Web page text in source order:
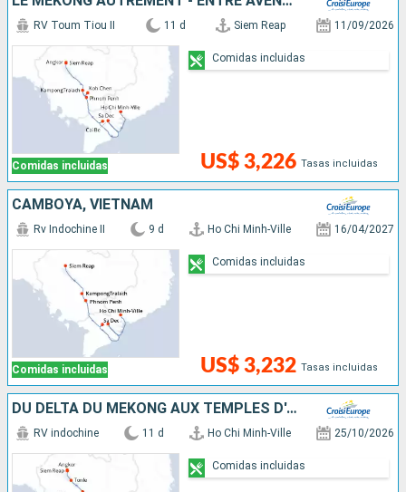
Comidas incluidas
RV Toum Tiou II 11 d Siem Reap 11/09/2026
US$ 3,226 Tasas incluidas
Comidas incluidas
CAMBOYA, VIETNAM
Comidas incluidas
Rv Indochine II 9 d Ho Chi Minh-Ville 16/04/2027
US$ 3,232 Tasas incluidas
Comidas incluidas
DU DELTA DU MÉKONG AUX TEMPLES D'ANGKOR (FORMULE PORT/PORT)
RV indochine 11 d Ho Chi Minh-Ville 25/10/2026
Comidas incluidas